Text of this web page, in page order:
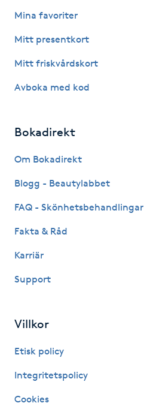
Klippning & Slingor
Koppningsmassage
Kosmetisk tatuering
Kroppsinpackning
Kärlbehandling
Laserbehandling
Mina favoriter
Mitt presentkort
Mitt friskvårdskort
Avboka med kod
Bokadirekt
Om Bokadirekt
Blogg - Beautylabbet
FAQ - Skönhetsbehandlingar
Fakta & Råd
Karriär
Support
Villkor
Etisk policy
Integritetspolicy
Cookies